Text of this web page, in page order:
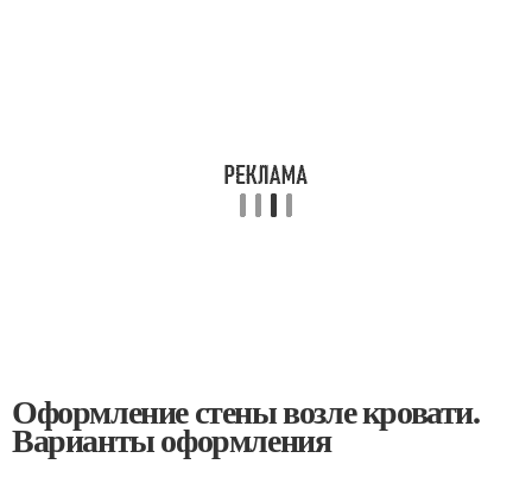
Оформление стены возле кровати.
Варианты оформления